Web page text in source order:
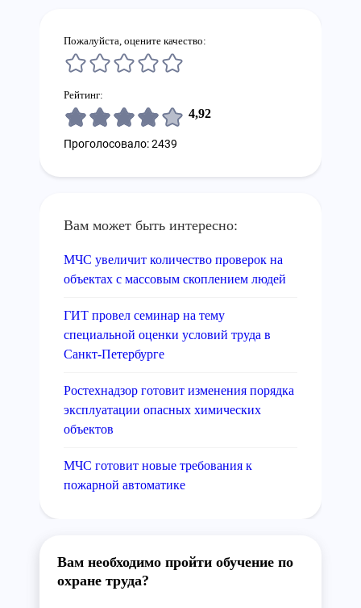
Пожалуйста, оцените качество:
Рейтинг:
4,92
Проголосовало: 2439
Вам может быть интересно:
МЧС увеличит количество проверок на
объектах с массовым скоплением людей
ГИТ провел семинар на тему
специальной оценки условий труда в
Санкт-Петербурге
Ростехнадзор готовит изменения порядка
эксплуатации опасных химических
объектов
МЧС готовит новые требования к
пожарной автоматике
Вам необходимо пройти обучение по
охране труда?